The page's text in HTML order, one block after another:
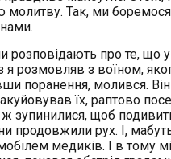
молитву. Так, ми
розповідають про те, що
я розмовляв з воїном,
поранення, молився.
їх, раптово
зупинилися, щоб
продовжили рух. І,
медиків. І в тому